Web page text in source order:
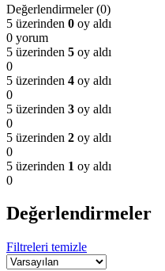
Değerlendirmeler (0)
5 üzerinden 0 oy aldı
0 yorum
5 üzerinden 5 oy aldı
0
5 üzerinden 4 oy aldı
0
5 üzerinden 3 oy aldı
0
5 üzerinden 2 oy aldı
0
5 üzerinden 1 oy aldı
0
Değerlendirmeler
Filtreleri temizle